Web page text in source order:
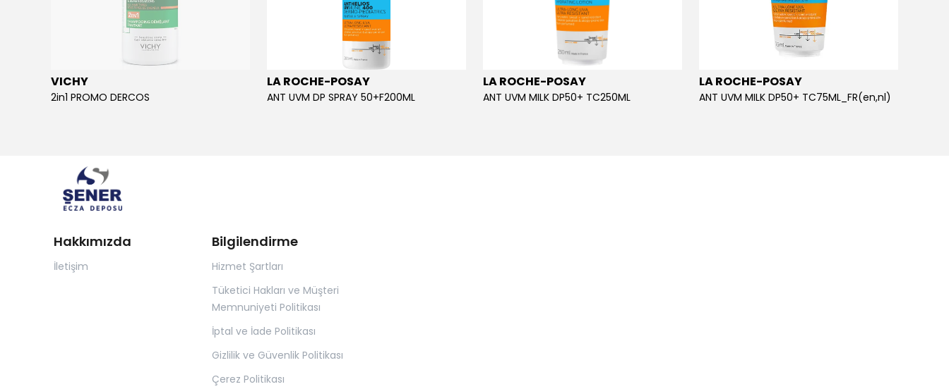
VICHY
2in1 PROMO DERCOS
LA ROCHE-POSAY
ANT UVM DP SPRAY 50+F200ML
LA ROCHE-POSAY
ANT UVM MILK DP50+ TC250ML
LA ROCHE-POSAY
ANT UVM MILK DP50+ TC75ML_FR(en,nl)
Hakkımızda
İletişim
Bilgilendirme
Hizmet Şartları
Tüketici Hakları ve Müşteri
Memnuniyeti Politikası
İptal ve İade Politikası
Gizlilik ve Güvenlik Politikası
Çerez Politikası